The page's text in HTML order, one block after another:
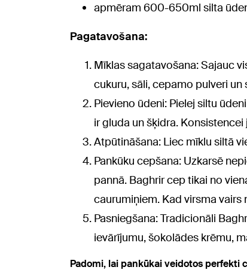
apmēram 600-650ml silta
Pagatavošana:
Mīklas sagatavošana: Sajauc
cukuru, sāli, cepamo pulveri un
Pievieno ūdeni: Pielej siltu
ir gluda un šķidra.
Atpūtināšana: Liec mīklu siltā
Pankūku cepšana: Uzkarsē
pannā. Baghrir cep tikai no
caurumiņiem. Kad virsma vairs
Pasniegšana: Tradicionāli
ievārījumu, šokolādes krēmu,
Padomi, lai pankūkai veidotos perfekti